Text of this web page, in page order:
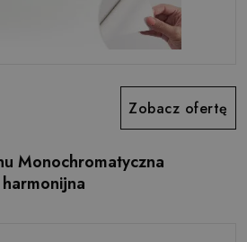
Zobacz ofertę
Monochromatyczna